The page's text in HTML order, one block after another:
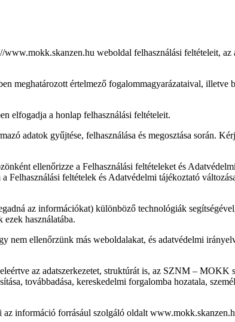
weboldal felhasználási feltételeit, az
meghatározott értelmező fogalommagyarázataival, illetve
elfogadja a honlap felhasználási feltételeit.
adatok gyűjtése, felhasználása és megosztása során.
ellenőrizze a Felhasználási feltételeket és
feltételek és Adatvédelmi tájékoztató
az információkat) különböző technológiák
használatába.
ellenőrzünk más weboldalakat, és adatvédelmi
az adatszerkezetet, struktúrát is, az SZNM – MOKK
továbbadása, kereskedelmi forgalomba hozatala,
információ forrásául szolgáló oldalt